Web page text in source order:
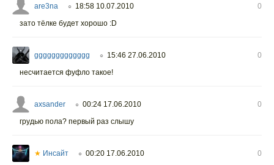
are3na ○ 18:58 10.07.2010
0
зато тёлке будет хорошо :D
ggggggggggggg ○ 15:46 27.06.2010
0
несчитается фуфло такое!
axsander ○ 00:24 17.06.2010
0
грудью пола? первый раз слышу
★ Инсайт ○ 00:20 17.06.2010
0